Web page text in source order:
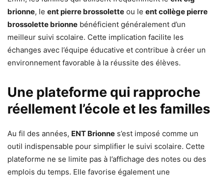
brionne, le ent pierre brossolette ou le ent collège pierre
brossolette brionne bénéficient généralement d’un
meilleur suivi scolaire. Cette implication facilite les
échanges avec l’équipe éducative et contribue à créer un
environnement favorable à la réussite des élèves.
Une plateforme qui rapproche
réellement l’école et les familles
Au fil des années, ENT Brionne s’est imposé comme un
outil indispensable pour simplifier le suivi scolaire. Cette
plateforme ne se limite pas à l’affichage des notes ou des
emplois du temps. Elle favorise également une